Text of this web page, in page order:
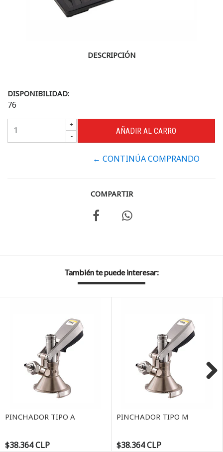
DESCRIPCIÓN
DISPONIBILIDAD:
76
+
-
← CONTINÚA COMPRANDO
COMPARTIR
También te puede interesar:
PINCHADOR TIPO A
$38.364 CLP
PINCHADOR TIPO M
$38.364 CLP